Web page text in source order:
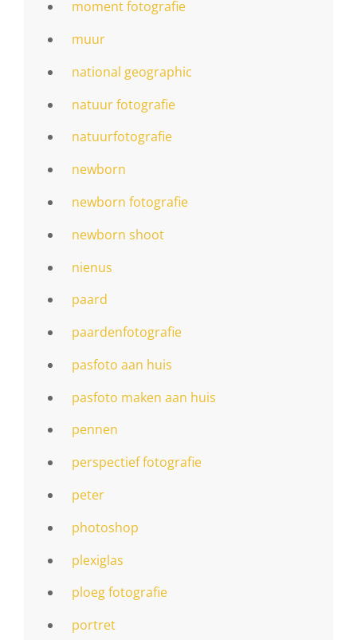
moment fotografie
muur
national geographic
natuur fotografie
natuurfotografie
newborn
newborn fotografie
newborn shoot
nienus
paard
paardenfotografie
pasfoto aan huis
pasfoto maken aan huis
pennen
perspectief fotografie
peter
photoshop
plexiglas
ploeg fotografie
portret